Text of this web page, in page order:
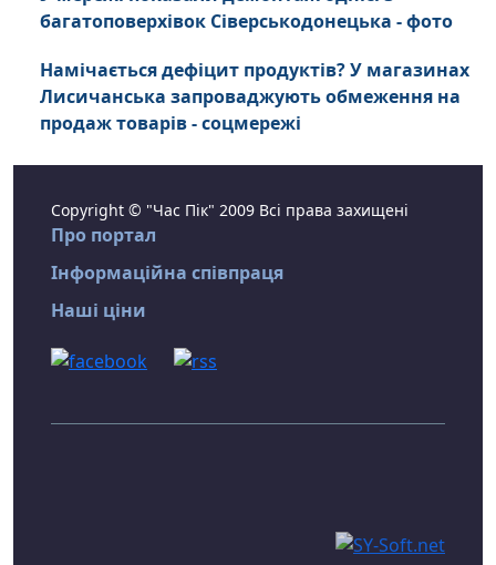
багатоповерхівок Сіверськодонецька - фото
Намічається дефіцит продуктів? У магазинах
Лисичанська запроваджують обмеження на
продаж товарів - соцмережі
Copyright © "Час Пік" 2009 Всі права захищені
Про портал
Інформаційна співпраця
Наші ціни